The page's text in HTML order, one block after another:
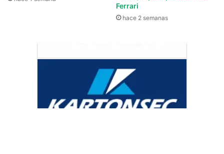
Ferrari
hace 2 semanas